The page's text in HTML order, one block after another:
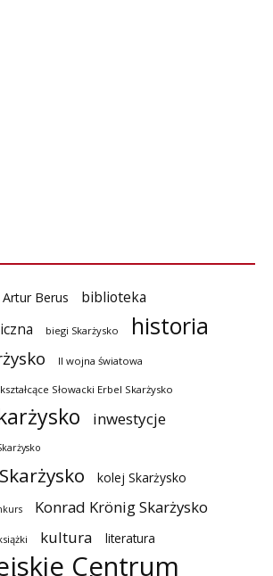
Artur Berus
biblioteka
biegi Skarżysko historia
II wojna światowa
Słowacki Erbel Skarżysko
inwestycje
kolej Skarżysko
Konrad Krönig Skarżysko
kultura literatura
Centrum